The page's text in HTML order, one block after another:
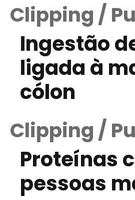
Clipping /
Ingestão
ligada à
cólon
Clipping /
Proteínas
pessoas